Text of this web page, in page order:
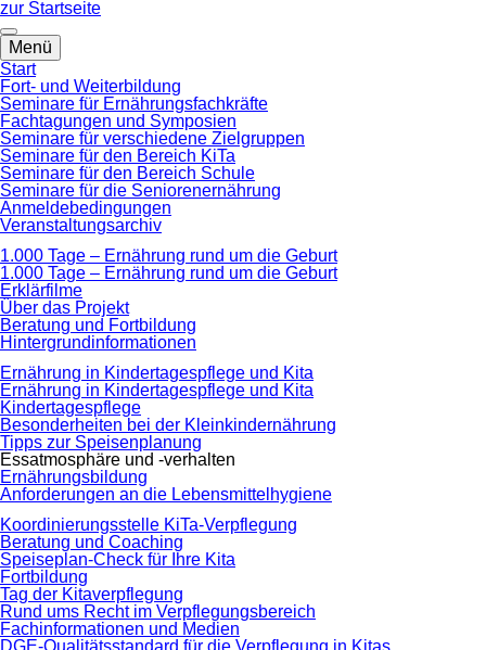
zum
Hauptinhalt
springen
zur Startseite
Menü
Start
Fort- und Weiterbildung
Seminare für Ernährungsfachkräfte
Fachtagungen und Symposien
Seminare für verschiedene Zielgruppen
Seminare für den Bereich KiTa
Seminare für den Bereich Schule
Seminare für die Seniorenernährung
Anmeldebedingungen
Veranstaltungsarchiv
1.000 Tage – Ernährung rund um die Geburt
1.000 Tage – Ernährung rund um die Geburt
Erklärfilme
Über das Projekt
Beratung und Fortbildung
Hintergrundinformationen
Ernährung in Kindertagespflege und Kita
Ernährung in Kindertagespflege und Kita
Kindertagespflege
Besonderheiten bei der Kleinkindernährung
Tipps zur Speisenplanung
Essatmosphäre und -verhalten
Ernährungsbildung
Anforderungen an die Lebensmittelhygiene
Koordinierungsstelle KiTa-Verpflegung
Beratung und Coaching
Speiseplan-Check für Ihre Kita
Fortbildung
Tag der Kitaverpflegung
Rund ums Recht im Verpflegungsbereich
Fachinformationen und Medien
DGE-Qualitätsstandard für die Verpflegung in Kitas